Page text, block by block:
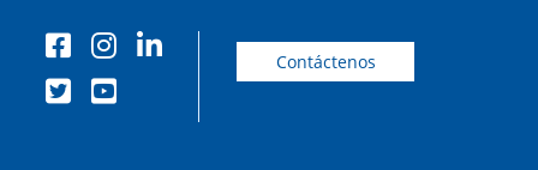
Contáctenos